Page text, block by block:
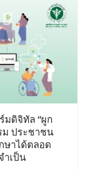
มดิจิทัล “ผูก
ม ประชาชน
ษาได้ตลอด
ำเป็น